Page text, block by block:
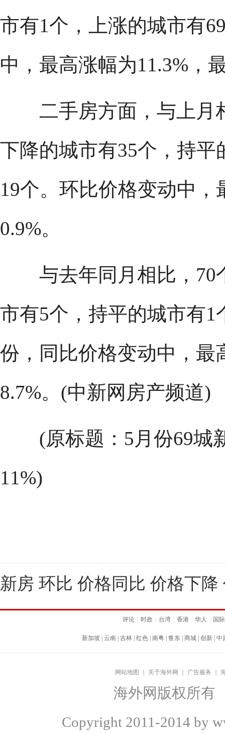
市有1个，上涨的城市有
中，最高涨幅为11.3%，
二手房方面，与上月
下降的城市有35个，持
19个。环比价格变动中
0.9%。
与去年同月相比，70
市有5个，持平的城市有1
份，同比价格变动中，最
8.7%。(中新网房产频道)
(原标题：5月份69城
11%)
新房 环比 价格同比 价格下降
评论 时政 台湾 香港 华人 国际
新加坡 云南 吉林 红色 南粤 鲁东 商城 创新 中
网站地图 关于海外网 广告服务
海外网版权所有
Copyright 2011-2014 by